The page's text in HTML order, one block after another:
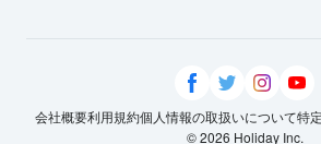
会社概要利用規約個人情報の取扱いについて特
© 2026 Holiday Inc.